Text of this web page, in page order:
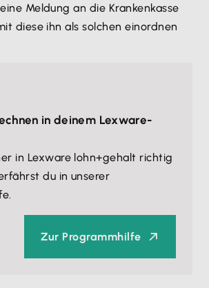
Meldung an die Krankenkasse
diese ihn als solchen einordnen
in deinem Lexware-
in Lexware lohn+gehalt richtig
du in unserer
Zur Programmhilfe